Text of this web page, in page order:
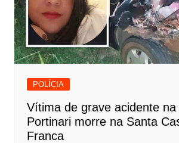
POLÍCIA
Vítima de grave acidente na
Portinari morre na Santa
Franca